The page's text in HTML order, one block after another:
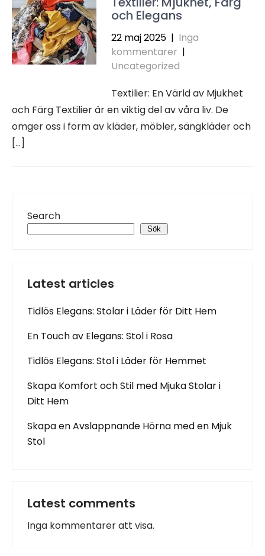
och Elegans
22 maj 2025 | Inga
kommentarer |
Uncategorized
Textilier: En Värld av Mjukhet
och Färg Textilier är en viktig del av våra liv. De
omger oss i form av kläder, möbler, sängkläder och
[…]
Search
Sök
Latest articles
Tidlös Elegans: Stolar i Läder för Ditt Hem
En Touch av Elegans: Stol i Rosa
Tidlös Elegans: Stol i Läder för Hemmet
Skapa Komfort och Stil med Mjuka Stolar i
Ditt Hem
Skapa en Avslappnande Hörna med en Mjuk
Stol
Latest comments
Inga kommentarer att visa.